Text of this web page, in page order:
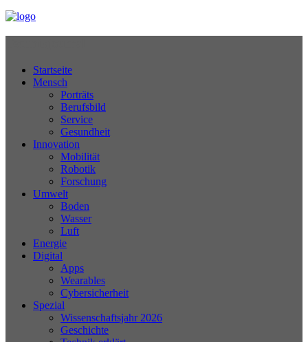
Startseite
Mensch
Porträts
Berufsbild
Service
Gesundheit
Innovation
Mobilität
Robotik
Forschung
Umwelt
Boden
Wasser
Luft
Energie
Digital
Apps
Wearables
Cybersicherheit
Spezial
Wissenschaftsjahr 2026
Geschichte